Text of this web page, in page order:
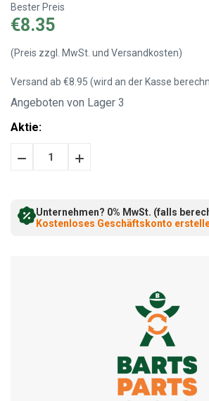
Bester Preis
€8.35
(Preis zzgl. MwSt. und Versandkosten)
Versand ab €8.95 (wird an der Kasse
Angeboten von Lager 3
Aktie:
Menge Menge
Unternehmen? 0% MwSt. (falls
Kostenloses Geschäftskonto